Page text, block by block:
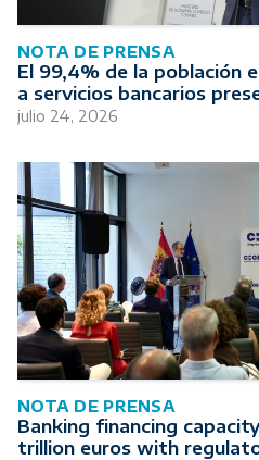
NOTA DE PRENSA
El 99,4% de la población
a servicios bancarios
julio 24, 2026
NOTA DE PRENSA
Banking financing
trillion euros with